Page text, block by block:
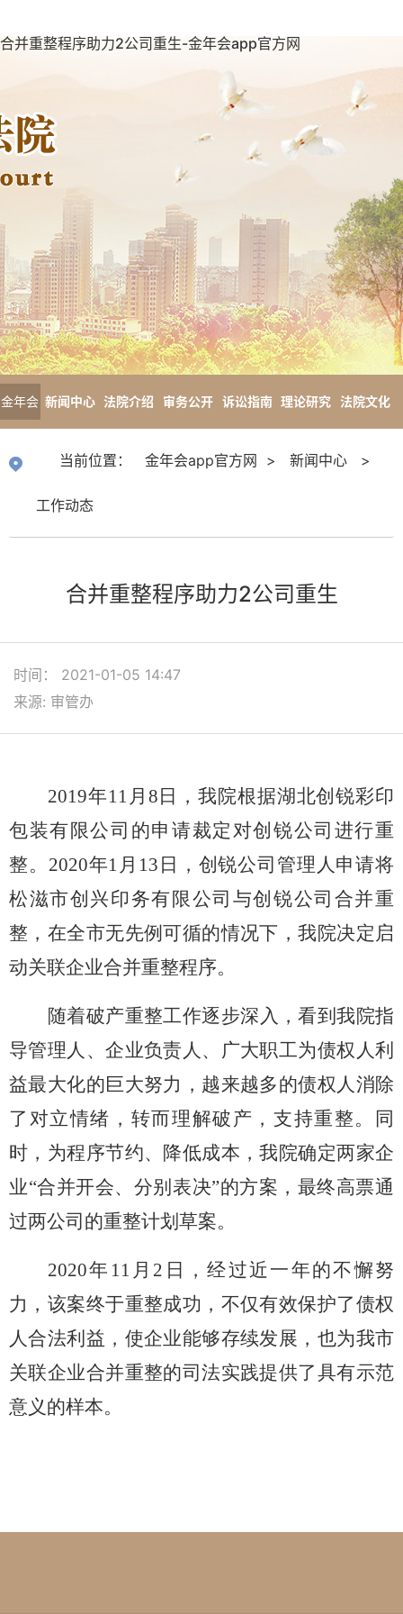
合并重整程序助力2公司重生-金年会app官方网
金年会
方网
新闻中心 法院介绍 审务公开 诉讼指南 理论研究 法院文化
当前位置： 金年会app官方网 > 新闻中心 >
工作动态
合并重整程序助力2公司重生
时间： 2021-01-05 14:47
来源: 审管办
2019年11月8日，我院根据湖北创锐彩印
包装有限公司的申请裁定对创锐公司进行重
整。2020年1月13日，创锐公司管理人申请将
松滋市创兴印务有限公司与创锐公司合并重
整，在全市无先例可循的情况下，我院决定启
动关联企业合并重整程序。
随着破产重整工作逐步深入，看到我院指
导管理人、企业负责人、广大职工为债权人利
益最大化的巨大努力，越来越多的债权人消除
了对立情绪，转而理解破产，支持重整。同
时，为程序节约、降低成本，我院确定两家企
业“合并开会、分别表决”的方案，最终高票通
过两公司的重整计划草案。
2020年11月2日，经过近一年的不懈努
力，该案终于重整成功，不仅有效保护了债权
人合法利益，使企业能够存续发展，也为我市
关联企业合并重整的司法实践提供了具有示范
意义的样本。